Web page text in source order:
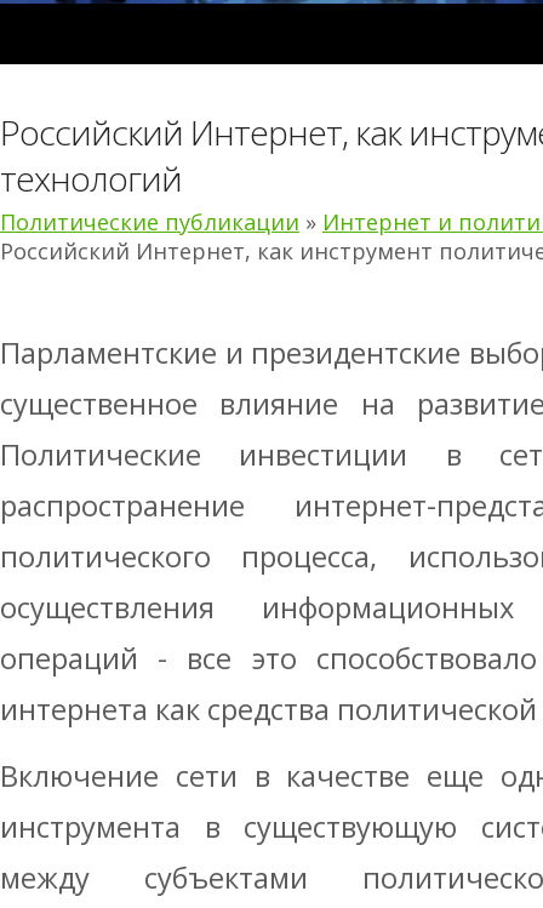
Российский Интернет, как
технологий
Политические публикации » Интернет и
Российский Интернет, как инструмент
Парламентские и президентские
существенное влияние на
Политические инвестиции в
распространение интернет-
политического процесса,
осуществления
операций - все это
интернета как средства
Включение сети в качестве еще
инструмента в существующую
между субъектами